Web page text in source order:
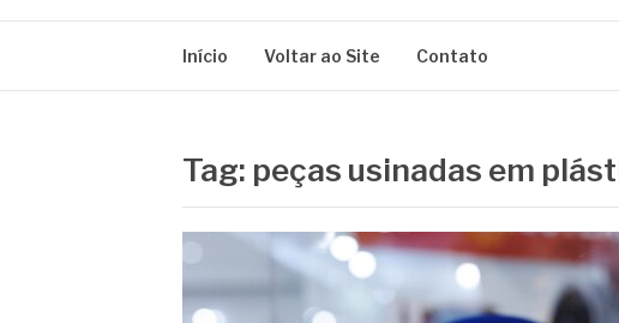
Início Voltar ao Site Contato
Tag: peças usinadas em